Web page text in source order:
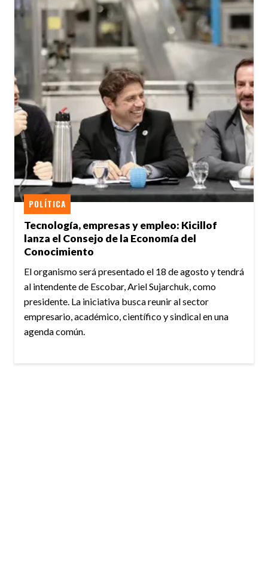
Tecnología, empresas y empleo: Kicillof
lanza el Consejo de la Economía del
Conocimiento
POLÍTICA
El organismo será presentado el 18 de agosto y tendrá
al intendente de Escobar, Ariel Sujarchuk, como
presidente. La iniciativa busca reunir al sector
empresario, académico, científico y sindical en una
agenda común.